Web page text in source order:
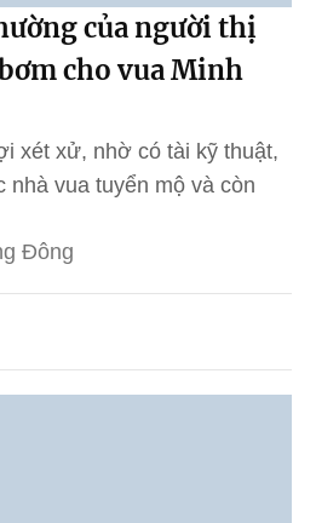
của người thị
cho vua Minh
xét xử, nhờ có tài kỹ thuật,
nhà vua tuyển mộ và còn
Đông